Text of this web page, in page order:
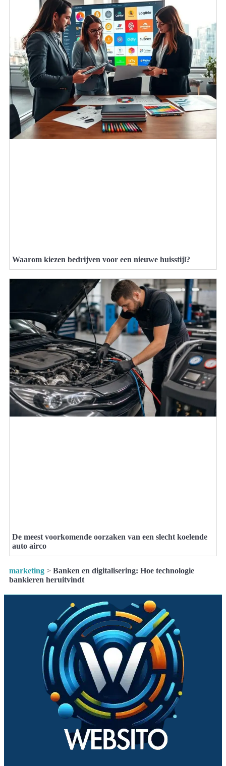
Waarom kiezen bedrijven voor een nieuwe huisstijl?
De meest voorkomende oorzaken van een slecht koelende
auto airco
marketing > Banken en digitalisering: Hoe technologie
bankieren heruitvindt